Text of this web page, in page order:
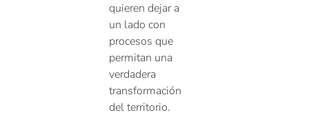
quieren dejar a
un lado con
procesos que
permitan una
verdadera
transformación
del territorio.